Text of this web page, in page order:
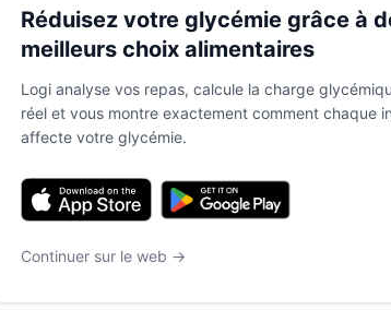
Réduisez votre glycémie grâce à
meilleurs choix alimentaires
Logi analyse vos repas, calcule la charge
réel et vous montre exactement comment chaque
affecte votre glycémie.
Continuer sur le web →